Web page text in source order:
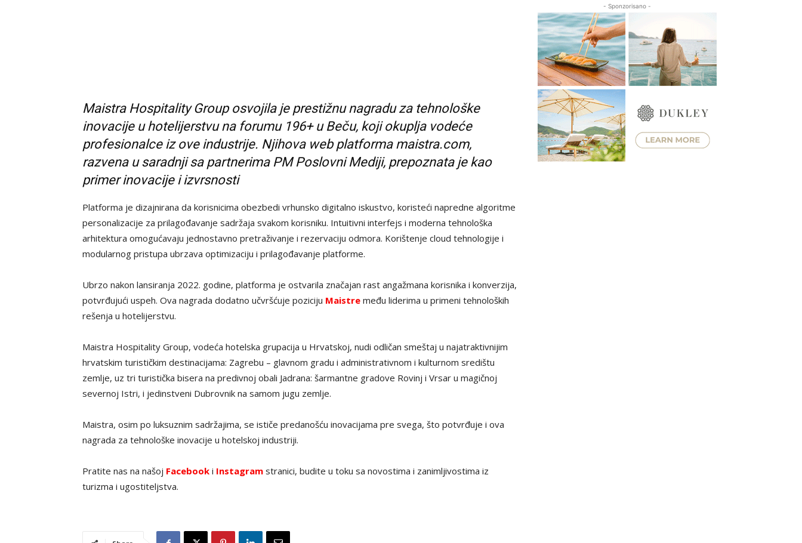
Maistra Hospitality Group osvojila je prestižnu nagradu za tehnološke
inovacije u hotelijerstvu na forumu 196+ u Beču, koji okuplja vodeće
profesionalce iz ove industrije. Njihova web platforma maistra.com,
razvena u saradnji sa partnerima PM Poslovni Mediji, prepoznata je kao
primer inovacije i izvrsnosti
Platforma je dizajnirana da korisnicima obezbedi vrhunsko digitalno iskustvo, koristeći napredne algoritme
personalizacije za prilagođavanje sadržaja svakom korisniku. Intuitivni interfejs i moderna tehnološka
arhitektura omogućavaju jednostavno pretraživanje i rezervaciju odmora. Korištenje cloud tehnologije i
modularnog pristupa ubrzava optimizaciju i prilagođavanje platforme.
Ubrzo nakon lansiranja 2022. godine, platforma je ostvarila značajan rast angažmana korisnika i konverzija,
potvrđujući uspeh. Ova nagrada dodatno učvršćuje poziciju Maistre među liderima u primeni tehnoloških
rešenja u hotelijerstvu.
Maistra Hospitality Group, vodeća hotelska grupacija u Hrvatskoj, nudi odličan smeštaj u najatraktivnijim
hrvatskim turističkim destinacijama: Zagrebu – glavnom gradu i administrativnom i kulturnom središtu
zemlje, uz tri turistička bisera na predivnoj obali Jadrana: šarmantne gradove Rovinj i Vrsar u magičnoj
severnoj Istri, i jedinstveni Dubrovnik na samom jugu zemlje.
Maistra, osim po luksuznim sadržajima, se ističe predanošću inovacijama pre svega, što potvrđuje i ova
nagrada za tehnološke inovacije u hotelskoj industriji.
Pratite nas na našoj Facebook i Instagram stranici, budite u toku sa novostima i zanimljivostima iz
turizma i ugostiteljstva.
- Sponzorisano -